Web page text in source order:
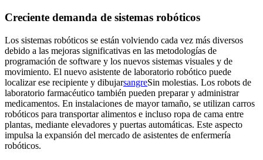
Creciente demanda de sistemas robóticos
Los sistemas robóticos se están volviendo cada vez más diversos
debido a las mejoras significativas en las metodologías de
programación de software y los nuevos sistemas visuales y de
movimiento. El nuevo asistente de laboratorio robótico puede
localizar ese recipiente y dibujarsangreSin molestias. Los robots de
laboratorio farmacéutico también pueden preparar y administrar
medicamentos. En instalaciones de mayor tamaño, se utilizan carros
robóticos para transportar alimentos e incluso ropa de cama entre
plantas, mediante elevadores y puertas automáticas. Este aspecto
impulsa la expansión del mercado de asistentes de enfermería
robóticos.